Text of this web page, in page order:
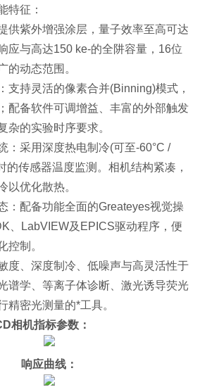
征：
紫外增强涂层，量子效率至高可达
应与高达150 ke-的全阱容量，16位
的动态范围。
持灵活的像素合并(Binning)模式，
配备软件可调增益、丰富的外部触发
杂的实验时序要求。
采用深度热电制冷(可至-60°C /
的传感器温度监测。相机结构紧凑，
以优化散热。
配备功能全面的Greateyes视觉操
、LabVIEW及EPICS驱动程序，便
控制。
、深度制冷、低噪声与高灵活性于
谱学、等离子体诊断、激光诱导荧光
精密光测量的*工具。
相机指标参数：
响应曲线：